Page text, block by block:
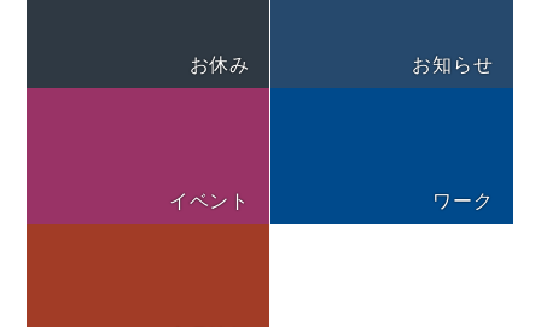
お休み お知らせ
イベント ワーク